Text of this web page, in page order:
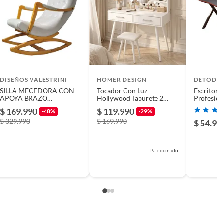
de oficina
DISEÑOS VALESTRINI
SILLA MECEDORA CON
APOYA BRAZO
ECOCUERO BEIGE
$ 169.990 -48%
$ 329.990
HOMER DESIGN
Tocador Con Luz
Hollywood Taburete 2
Cajones 100cm De Ancho
$ 119.990 -29%
$ 169.990
Patrocinado
Chic
$